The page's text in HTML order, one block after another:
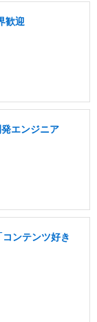
歓迎
エンジニア
ンテンツ好き